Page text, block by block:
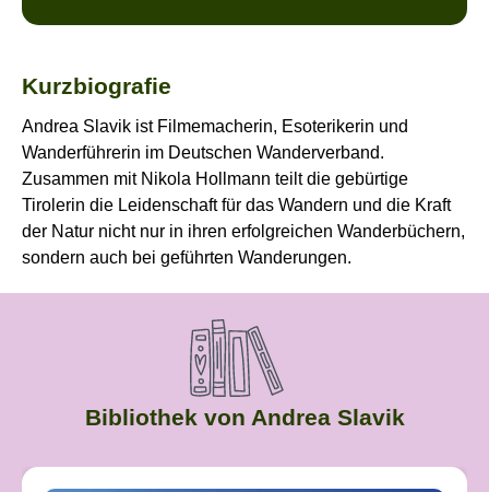
Kurzbiografie
Andrea Slavik ist Filmemacherin, Esoterikerin und
Wanderführerin im Deutschen Wanderverband.
Zusammen mit Nikola Hollmann teilt die gebürtige
Tirolerin die Leidenschaft für das Wandern und die Kraft
der Natur nicht nur in ihren erfolgreichen Wanderbüchern,
sondern auch bei geführten Wanderungen.
Bibliothek von Andrea Slavik
Produktgalerie überspringen